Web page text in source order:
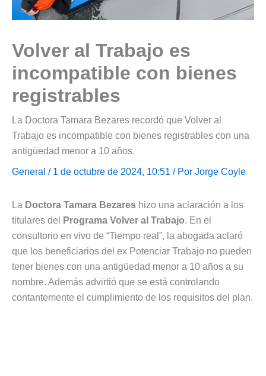
Volver al Trabajo es
incompatible con bienes
registrables
La Doctora Tamara Bezares recordó que Volver al
Trabajo es incompatible con bienes registrables con una
antigüedad menor a 10 años.
General / 1 de octubre de 2024, 10:51 / Por Jorge Coyle
La Doctora Tamara Bezares hizo una aclaración a los
titulares del
Programa Volver al Trabajo. En el
consultorio en vivo de “Tiempo real”, la abogada aclaró
que los beneficiarios del ex Potenciar Trabajo no pueden
tener bienes con una antigüedad menor a 10 años a su
nombre. Además advirtió que se está controlando
contantemente el cumplimiento de los requisitos del plan.